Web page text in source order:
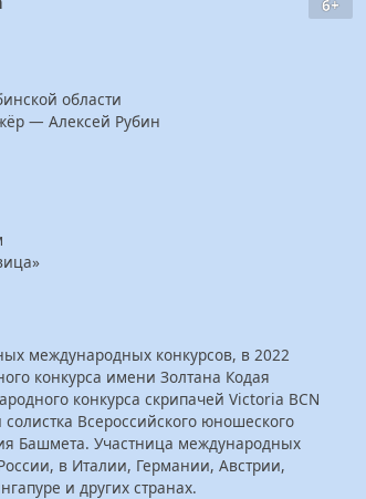
6+
области
— Алексей Рубин
международных конкурсов, в 2022
конкурса имени Золтана Кодая
конкурса скрипачей Victoria BCN
Всероссийского юношеского
Башмета. Участница международных
в Италии, Германии, Австрии,
и других странах.